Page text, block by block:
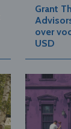
Grant
over
USD